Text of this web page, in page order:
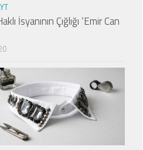
İsyanının Çığlığı ‘Emir Can